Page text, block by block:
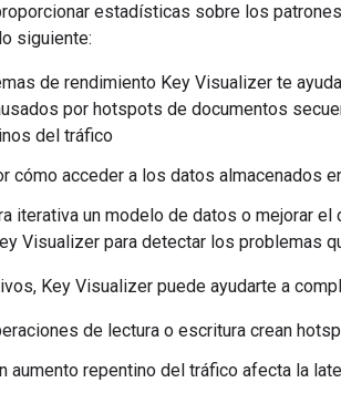
estadísticas sobre los
siguiente:
de rendimiento Key Visualizer te
por hotspots de documentos
del tráfico
cómo acceder a los datos almacenados
iterativa un modelo de datos o mejorar
Visualizer para detectar los problemas
Key Visualizer puede ayudarte a
de lectura o escritura crean
aumento repentino del tráfico afecta la